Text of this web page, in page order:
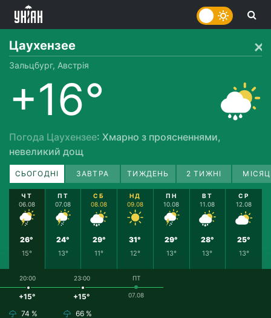
Цаухензее
Зальцбург, Австрія
+16°
Погода Цаухензее: Хмарно з проясненнями,
невеликий дощ
СЬОГОДНІ ЗАВТРА ТИЖДЕНЬ 2 ТИЖНІ
ЧТ
06.08
26°
15°
ПТ
07.08
24°
13°
СБ
08.08
29°
11°
НД
09.08
31°
12°
ПН
10.08
29°
13°
ВТ
11.08
28°
13°
СР
12.08
25°
13°
20:00
+15°
74 %
23:00
+15°
66 %
ПТ
07.08